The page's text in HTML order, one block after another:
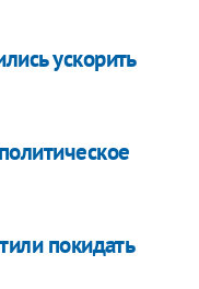
ускорить
покидать